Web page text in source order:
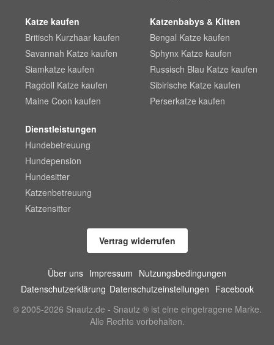
Katze kaufen
Britisch Kurzhaar kaufen
Savannah Katze kaufen
Siamkatze kaufen
Ragdoll Katze kaufen
Maine Coon kaufen
Katzenbabys & Kitten
Bengal Katze kaufen
Sphynx Katze kaufen
Russisch Blau Katze kaufen
Sibirische Katze kaufen
Perserkatze kaufen
Dienstleistungen
Hundebetreuung
Hundepension
Hundesitter
Katzenbetreuung
Katzensitter
Vertrag widerrufen
Über uns Impressum Nutzungsbedingungen
Datenschutzerklärung Datenschutzeinstellungen Facebook
© 2005-2026 Snautz.de - Snautz ® ist eine eingetragene Marke.
Alle Rechte vorbehalten.